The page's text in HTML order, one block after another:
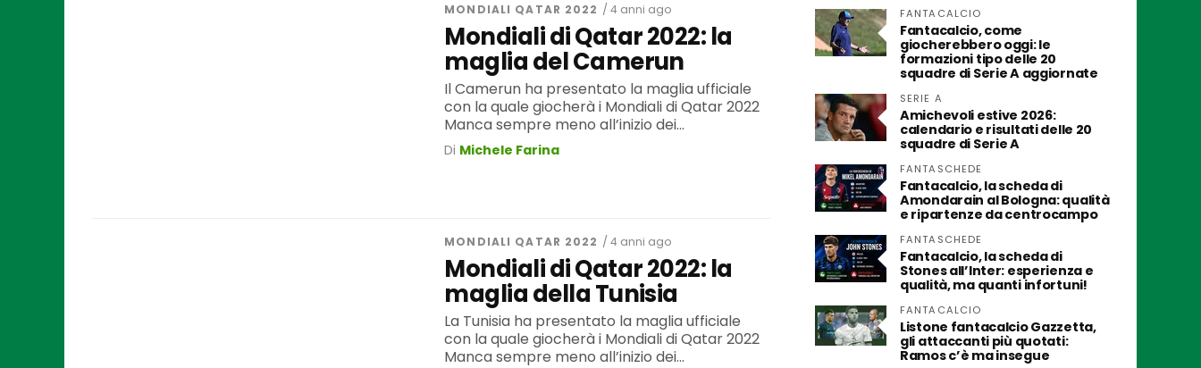
MONDIALI QATAR 2022 / 4 anni ago
Mondiali di Qatar 2022: la
maglia del Camerun
Il Camerun ha presentato la maglia ufficiale
con la quale giocherà i Mondiali di Qatar 2022
Manca sempre meno all’inizio dei...
Di Michele Farina
MONDIALI QATAR 2022 / 4 anni ago
Mondiali di Qatar 2022: la
maglia della Tunisia
La Tunisia ha presentato la maglia ufficiale
con la quale giocherà i Mondiali di Qatar 2022
Manca sempre meno all’inizio dei...
FANTACALCIO
Fantacalcio, come
giocherebbero oggi: le
formazioni tipo delle 20
squadre di Serie A aggiornate
SERIE A
Amichevoli estive 2026:
calendario e risultati delle 20
squadre di Serie A
FANTASCHEDE
Fantacalcio, la scheda di
Amondarain al Bologna: qualità
e ripartenze da centrocampo
FANTASCHEDE
Fantacalcio, la scheda di
Stones all’Inter: esperienza e
qualità, ma quanti infortuni!
FANTACALCIO
Listone fantacalcio Gazzetta,
gli attaccanti più quotati:
Ramos c’è ma insegue